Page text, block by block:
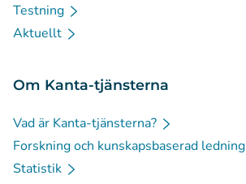
Testning
Aktuellt
Om Kanta-tjänsterna
Vad är Kanta-tjänsterna?
Forskning och kunskapsbaserad ledning
Statistik